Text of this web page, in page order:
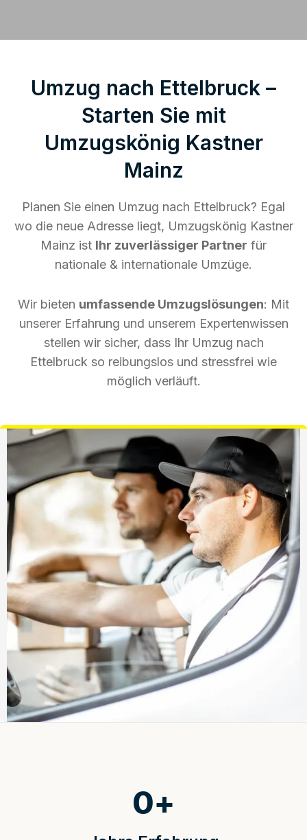
Umzug nach Ettelbruck –
Starten Sie mit
Umzugskönig Kastner
Mainz
Planen Sie einen Umzug nach Ettelbruck? Egal
wo die neue Adresse liegt, Umzugskönig Kastner
Mainz ist Ihr zuverlässiger Partner für
nationale & internationale Umzüge.
Wir bieten umfassende Umzugslösungen: Mit
unserer Erfahrung und unserem Expertenwissen
stellen wir sicher, dass Ihr Umzug nach
Ettelbruck so reibungslos und stressfrei wie
möglich verläuft.
0+